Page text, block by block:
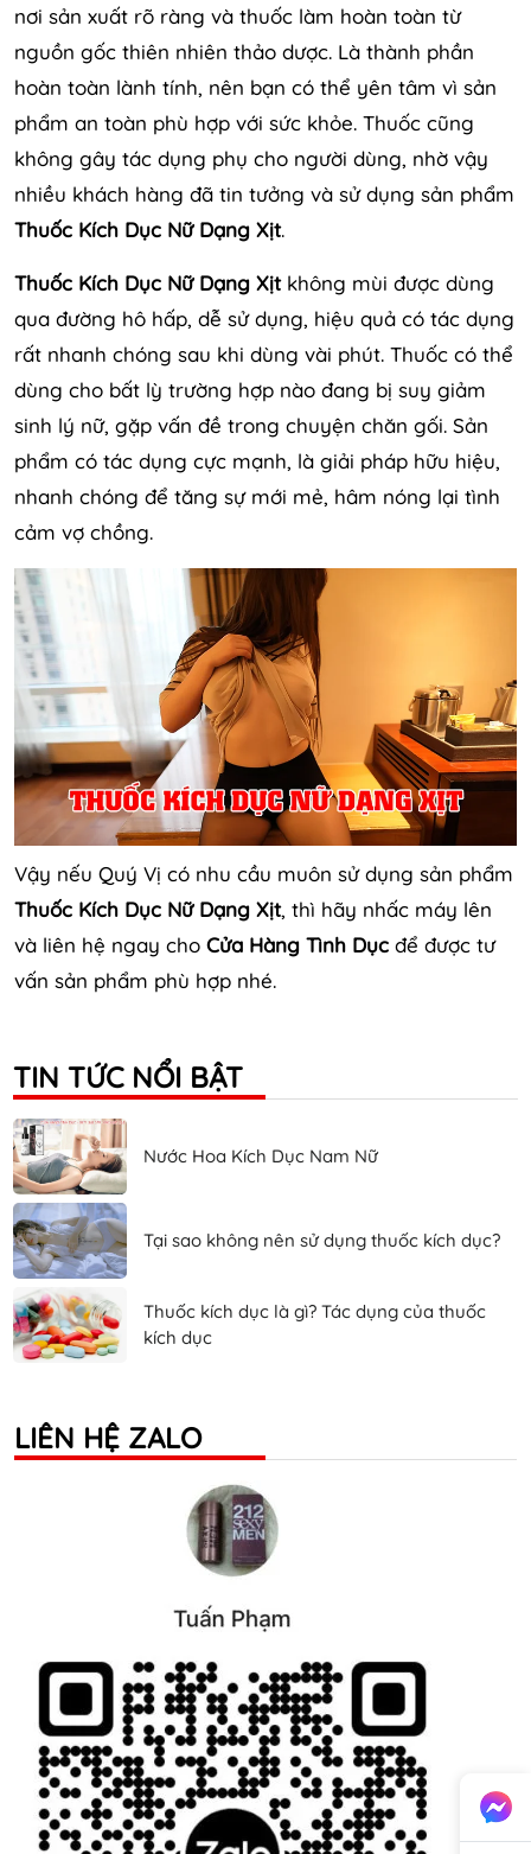
nơi sản xuất rõ ràng và thuốc làm hoàn toàn từ
nguồn gốc thiên nhiên thảo dược. Là thành phần
hoàn toàn lành tính, nên bạn có thể yên tâm vì sản
phẩm an toàn phù hợp với sức khỏe. Thuốc cũng
không gây tác dụng phụ cho người dùng, nhờ vậy
nhiều khách hàng đã tin tưởng và sử dụng sản phẩm
Thuốc Kích Dục Nữ Dạng Xịt.
Thuốc Kích Dục Nữ Dạng Xịtkhông mùi được dùng
qua đường hô hấp, dễ sử dụng, hiệu quả có tác dụng
rất nhanh chóng sau khi dùng vài phút. Thuốc có thể
dùng cho bất lỳ trường hợp nào đang bị suy giảm
sinh lý nữ, gặp vấn đề trong chuyện chăn gối. Sản
phẩm có tác dụng cực mạnh, là giải pháp hữu hiệu,
nhanh chóng để tăng sự mới mẻ, hâm nóng lại tình
cảm vợ chồng.
Vậy nếu Quý Vị có nhu cầu muôn sử dụng sản phẩm
Thuốc Kích Dục Nữ Dạng Xịt, thì hãy nhấc máy lên
và liên hệ ngay cho Cửa Hàng Tình Dục để được tư
vấn sản phẩm phù hợp nhé.
TIN TỨC NỔI BẬT
Nước Hoa Kích Dục Nam Nữ
Tại sao không nên sử dụng thuốc kích dục?
Thuốc kích dục là gì? Tác dụng của thuốc
kích dục
LIÊN HỆ ZALO